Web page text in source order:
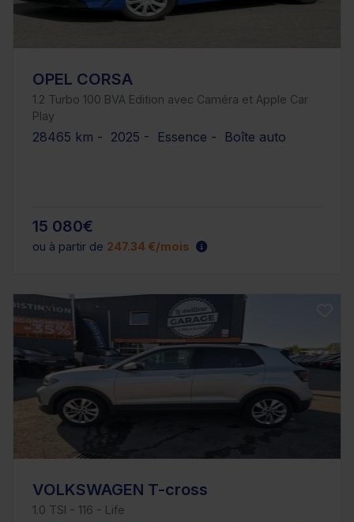
OPEL CORSA
1.2 Turbo 100 BVA Edition avec Caméra et Apple Car
Play
28465 km - 2025 - Essence - Boîte auto
15 080€
ou à partir de 247.34 €/mois
VOLKSWAGEN T-cross
1.0 TSI - 116 - Life